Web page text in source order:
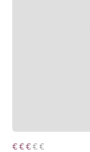
€ € € € €
€ € €